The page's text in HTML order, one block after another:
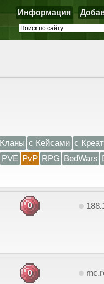
Информация
Кланы с Кейсами с
PVE PvP RPG BedWars
0
0